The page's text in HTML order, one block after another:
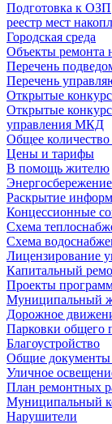
Подготовка к ОЗП
реестр мест
Городская среда
Объекты ремонта
Перечень
Перечень
Открытые
Открытые
управления МКД
Общее
Цены и тарифы
В помощь жителю
Энергосбережение
Раскрытие
Концессионные
Схема
Схема
Лицензирование
Капитальный
Проекты
Муниципальный
Дорожное
Парковки общего
Благоустройство
Общие
Уличное
План ремонтных
Муниципальный
Нарушители